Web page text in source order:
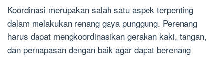
Koordinasi merupakan salah satu aspek terpenting
dalam melakukan renang gaya punggung. Perenang
harus dapat mengkoordinasikan gerakan kaki, tangan,
dan pernapasan dengan baik agar dapat berenang